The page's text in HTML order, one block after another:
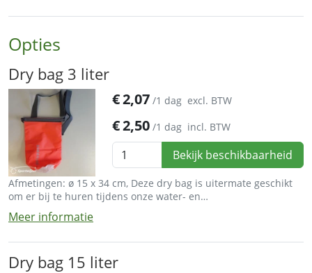
Opties
Dry bag 3 liter
€2,07 /1 dag excl. BTW
€2,50 /1 dag incl. BTW
Bekijk beschikbaarheid
Afmetingen: ø 15 x 34 cm, Deze dry bag is uitermate geschikt
om er bij te huren tijdens onze water- en
buitensportactiviteiten.
Meer informatie
Dry bag 15 liter